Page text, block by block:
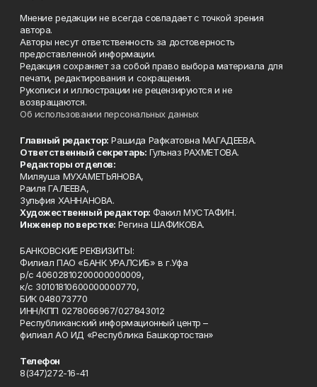
Мнение редакции не всегда совпадает с точкой зрения
автора.
Авторы несут ответственность за достоверность
предоставленной информации.
Редакция сохраняет за собой право выбора материала для
печати, редактирования и сокращения.
Рукописи и иллюстрации не рецензируются и не
возвращаются.
Об использовании персональных данных
Главный редактор: Рашида Рафкатовна МАГАДЕЕВА.
Ответственный секретарь: Гульназ РАХМЕТОВА.
Редакторы отделов:
Миляуша МУХАМЕТЬЯНОВА,
Раиля ГАЛЕЕВА,
Зульфия ХАННАНОВА.
Художественный редактор: Факил МУСТАФИН.
Инженер по верстке: Регина ШАФИКОВА.
БАНКОВСКИЕ РЕКВИЗИТЫ:
Филиал ПАО «БАНК УРАЛСИБ» в г.Уфа
р/с 40602810200000000009,
к/с 30101810600000000770,
БИК 048073770
ИНН/КПП 0278066967/027843012
Республиканский информационный центр –
филиал АО ИД «Республика Башкортостан»
Телефон
8(347)272-16-41